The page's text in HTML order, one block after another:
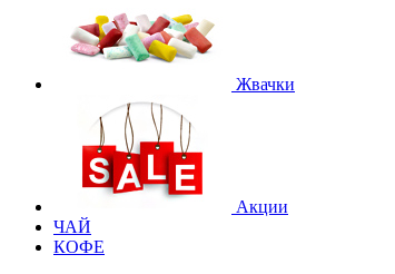
Жвачки
Акции
ЧАЙ
КОФЕ